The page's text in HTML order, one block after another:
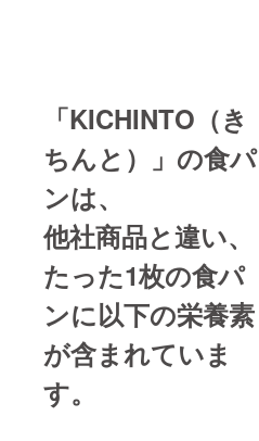
「KICHINTO（き
ちんと）」の食パ
ンは、
他社商品と違い、
たった1枚の食パ
ンに以下の栄養素
が含まれていま
す。